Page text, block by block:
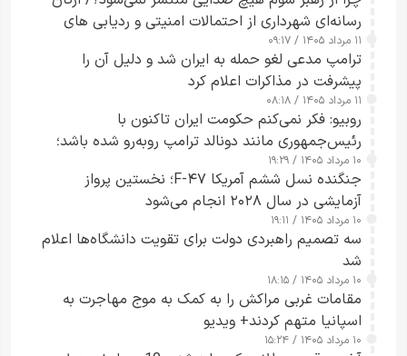
رسانه‌ای شهرداری از احتمالات امنیتی و ردیابی های
جاسوسی گفت
۱۱ مرداد ۱۴۰۵ / ۰۹:۱۷
ترامپ مدعی لغو حمله به ایران شد و دلیل آن را
پیشرفت در مذاکرات اعلام کرد
۱۱ مرداد ۱۴۰۵ / ۰۸:۱۸
روبیو: فکر نمی‌کنم حکومت ایران تاکنون با
رئیس‌جمهوری مانند دونالد ترامپ روبه‌رو شده باشد؛
کسی که واقعاً دست به اقدام می‌زند
۱۰ مرداد ۱۴۰۵ / ۱۹:۲۹
جنگنده نسل ششم آمریکا F-۴۷؛ نخستین پرواز
آزمایشی در سال ۲۰۲۸ انجام می‌شود
۱۰ مرداد ۱۴۰۵ / ۱۹:۱۱
سه تصمیم راهبردی دولت برای تقویت دانشگاه‌ها اعلام
شد
۱۰ مرداد ۱۴۰۵ / ۱۸:۱۵
مقامات غربی مراکش را به کمک به موج مهاجرت به
اسپانیا متهم کردند+ ویدیو
۱۰ مرداد ۱۴۰۵ / ۱۵:۲۴